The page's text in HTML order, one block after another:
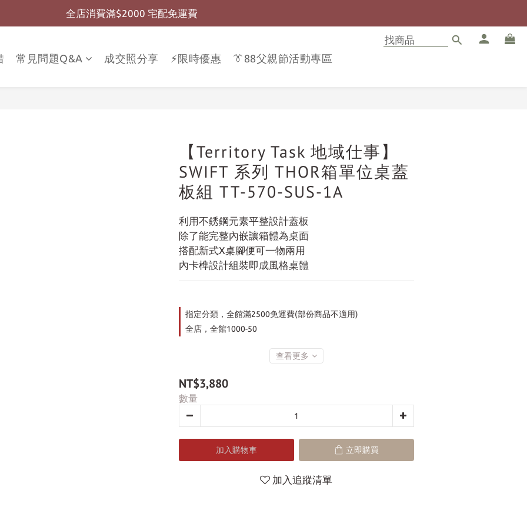
全店消費滿$999 超商免運費
全店消費滿$2000 宅配免運費
常見問題Q&A 成交照分享 ⚡限時優惠 👔88父親節活動專區
【Territory Task 地域仕事】
SWIFT 系列 THOR箱單位桌蓋
板組 TT-570-SUS-1A
利用不銹鋼元素平整設計蓋板
除了能完整內嵌讓箱體為桌面
搭配新式X桌腳便可一物兩用
內卡榫設計組裝即成風格桌體
指定分類，全館滿2500免運費(部份商品不適用)
全店，全館1000-50
查看更多
NT$3,880
數量
加入購物車 立即購買
加入追蹤清單